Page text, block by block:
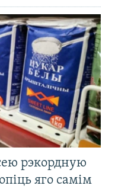
рэкордную
яго самім